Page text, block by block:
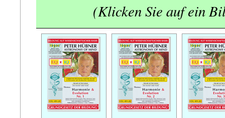
(Klicken Sie auf ein